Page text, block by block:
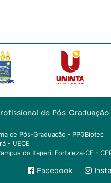
de Pós-
de Pós-Graduação - PPGBiotec
- UECE
do Itaperi, Fortaleza-CE -
Facebook